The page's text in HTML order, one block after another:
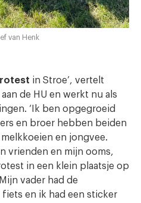
van Henk
in Stroe’, vertelt
de HU en werkt nu als
‘Ik ben opgegroeid
en broer hebben beiden
en jongvee.
vrienden en mijn ooms,
in een klein plaatsje op
vader had de
en ik had een sticker